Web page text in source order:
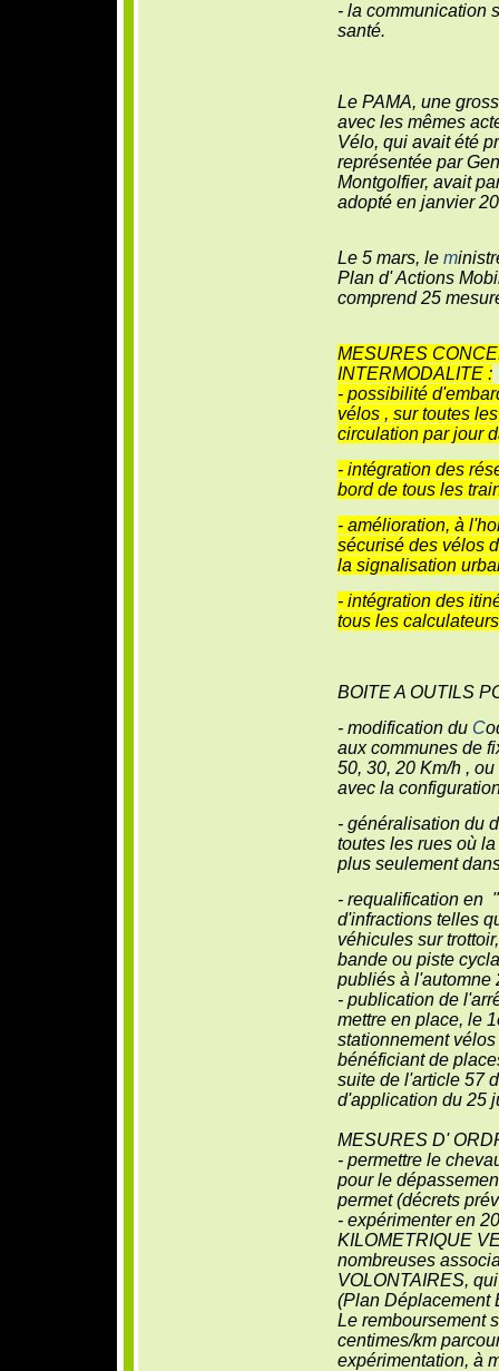
- la communication
santé.
Le PAMA, une
avec les mêmes
Vélo, qui avait été
représentée par
Montgolfier, avait
adopté en janvier
Le 5 mars, le m
Plan d' Actions
comprend 25
MESURES
INTERMODALITE :
- possibilité
vélos , sur toutes
circulation par jour
- intégration des
bord de tous les
- amélioration, à
sécurisé des vélos
la signalisation
- intégration des
tous les
BOITE A OUTILS
- modification du C
aux communes de
50, 30, 20 Km/h ,
avec la
- généralisation du
toutes les rues où
plus seulement
- requalification en
d'infractions telles
véhicules sur
bande ou piste
publiés à l'automne
- publication de
mettre en place, le
stationnement
bénéficiant de
suite de l'article 57
d'application du 25
MESURES D'
- permettre le
pour le
permet (décrets
- expérimenter en
KILOMETRIQUE
nombreuses
VOLONTAIRES,
(Plan Déplacement
Le remboursement
centimes/km
expérimentation, à